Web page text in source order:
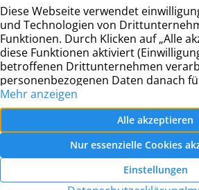
Haus- und
Grundeigentümerverein
Hamburg-Rahlstedt e.V.
Str. 27
22143
Hamburg
–
© Haus- und
2026 |Datenschutz